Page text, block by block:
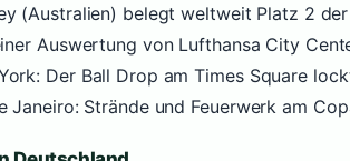
(Australien) belegt weltweit Platz 2
Auswertung von Lufthansa City
Der Ball Drop am Times Square
Janeiro: Strände und Feuerwerk am